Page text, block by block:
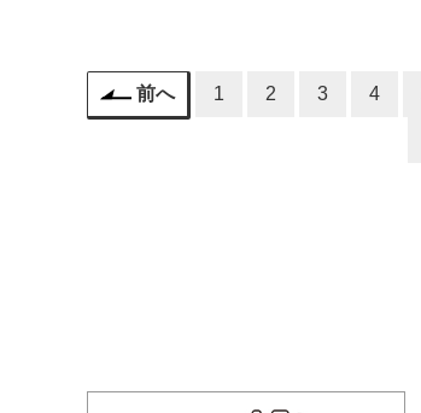
前へ 1 2 3 4